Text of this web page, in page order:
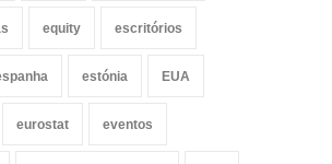
equity escritórios
estónia EUA
eurostat eventos